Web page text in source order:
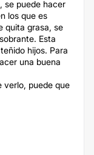
se puede hacer
los que es
quita grasa, se
Esta
hijos. Para
una buena
verlo, puede que